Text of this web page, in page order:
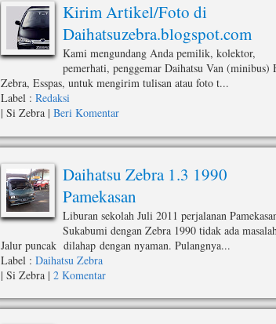
Kirim Artikel/Foto di
Daihatsuzebra.blogspot.com
Kami mengundang Anda pemilik, kolektor,
pemerhati, penggemar Daihatsu Van (minibus)
Zebra, Esspas, untuk mengirim tulisan atau foto t...
Label : Redaksi
| Si Zebra| Beri Komentar
Daihatsu Zebra 1.3 1990
Pamekasan
Liburan sekolah Juli 2011 perjalanan
Sukabumi dengan Zebra 1990 tidak ada
Jalur puncak dilahap dengan nyaman. Pulangnya...
Label : Daihatsu Zebra
| Si Zebra| 2 Komentar